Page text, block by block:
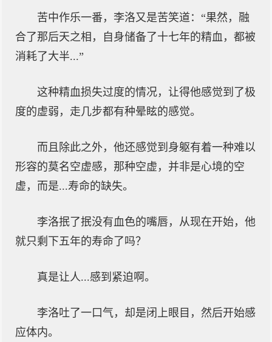
苦中作乐一番，李洛又是苦笑道：“果然，融
合了那后天之相，自身储备了十七年的精血，都被
消耗了大半...”
这种精血损失过度的情况，让得他感觉到了极
度的虚弱，走几步都有种晕眩的感觉。
而且除此之外，他还感觉到身躯有着一种难以
形容的莫名空虚感，那种空虚，并非是心境的空
虚，而是...寿命的缺失。
李洛抿了抿没有血色的嘴唇，从现在开始，他
就只剩下五年的寿命了吗？
真是让人...感到紧迫啊。
李洛吐了一口气，却是闭上眼目，然后开始感
应体内。